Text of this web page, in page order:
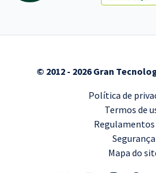
© 2012 - 2026 Gran
Política de
Termos de
Regulamentos
Segurança
Mapa do